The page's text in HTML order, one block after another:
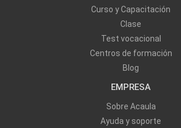
Curso y Capacitación
Clase
Test vocacional
Centros de formación
Blog
EMPRESA
Sobre Acaula
Ayuda y soporte